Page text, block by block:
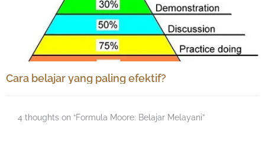
Cara belajar yang paling efektif?
4 thoughts on “Formula Moore: Belajar Melayani”